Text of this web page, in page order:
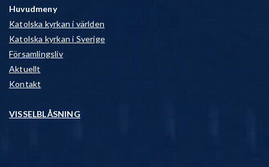
Huvudmeny
Katolska kyrkan i världen
Katolska kyrkan i Sverige
Församlingsliv
Aktuellt
Kontakt
VISSELBLÅSNING